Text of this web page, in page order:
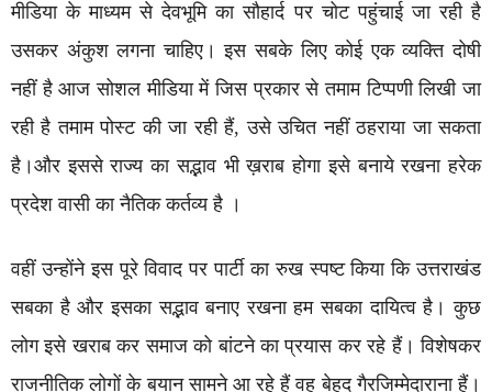
मीडिया के माध्यम से देवभूमि का सौहार्द पर चोट पहुंचाई जा रही है
उसकर अंकुश लगना चाहिए। इस सबके लिए कोई एक व्यक्ति दोषी
नहीं है आज सोशल मीडिया में जिस प्रकार से तमाम टिप्पणी लिखी जा
रही है तमाम पोस्ट की जा रही हैं, उसे उचित नहीं ठहराया जा सकता
है।और इससे राज्य का सद्भाव भी ख़राब होगा इसे बनाये रखना हरेक
प्रदेश वासी का नैतिक कर्तव्य है ।
वहीं उन्होंने इस पूरे विवाद पर पार्टी का रुख स्पष्ट किया कि उत्तराखंड
सबका है और इसका सद्भाव बनाए रखना हम सबका दायित्व है। कुछ
लोग इसे खराब कर समाज को बांटने का प्रयास कर रहे हैं। विशेषकर
राजनीतिक लोगों के बयान सामने आ रहे हैं वह बेहद गैरजिम्मेदाराना हैं।